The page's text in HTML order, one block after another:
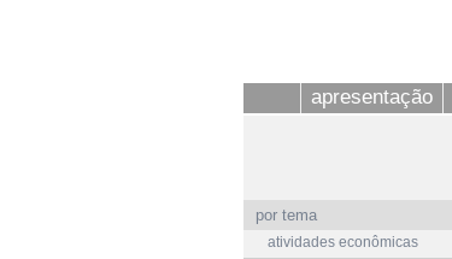
apresentação
por tema
atividades econômicas